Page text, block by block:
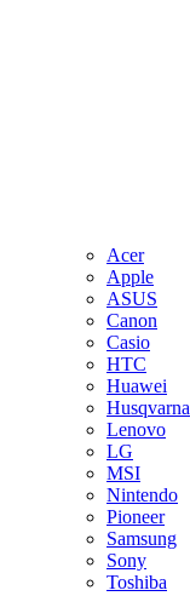
Acer
Apple
ASUS
Canon
Casio
HTC
Huawei
Husqvarna
Lenovo
LG
MSI
Nintendo
Pioneer
Samsung
Sony
Toshiba